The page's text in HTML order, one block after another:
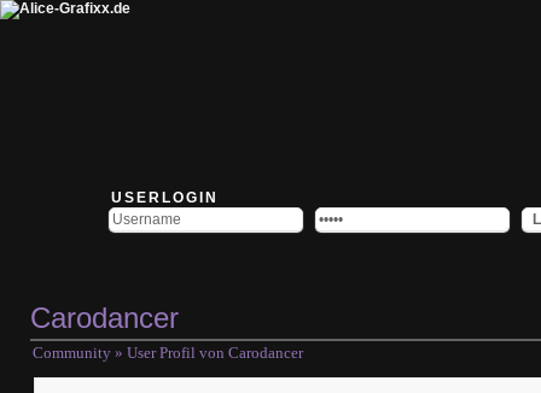
USERLOGIN
Carodancer
Community » User Profil von Carodancer